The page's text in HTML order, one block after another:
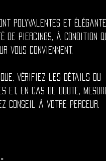
polyvalentes et
de piercings, à condition
conviennent.
vérifiez les détails du
et, en cas de doute,
conseil à votre perceur.